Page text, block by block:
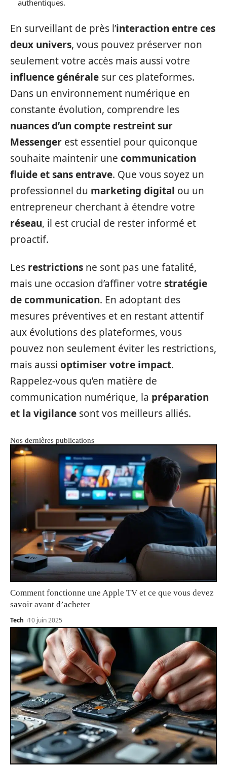
authentiques.
En surveillant de près l’interaction entre ces
deux univers, vous pouvez préserver non
seulement votre accès mais aussi votre
influence générale sur ces plateformes.
Dans un environnement numérique en
constante évolution, comprendre les
nuances d’un compte restreint sur
Messenger est essentiel pour quiconque
souhaite maintenir une communication
fluide et sans entrave. Que vous soyez un
professionnel du marketing digital ou un
entrepreneur cherchant à étendre votre
réseau, il est crucial de rester informé et
proactif.
Les restrictions ne sont pas une fatalité,
mais une occasion d’affiner votre stratégie
de communication. En adoptant des
mesures préventives et en restant attentif
aux évolutions des plateformes, vous
pouvez non seulement éviter les restrictions,
mais aussi optimiser votre impact.
Rappelez-vous qu’en matière de
communication numérique, la préparation
et la vigilance sont vos meilleurs alliés.
Nos dernières publications
Comment fonctionne une Apple TV et ce que vous devez
savoir avant d’acheter
Tech 10 juin 2025